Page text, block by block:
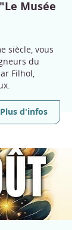
Musée
siècle, vous
du
Filhol,
Plus d'infos